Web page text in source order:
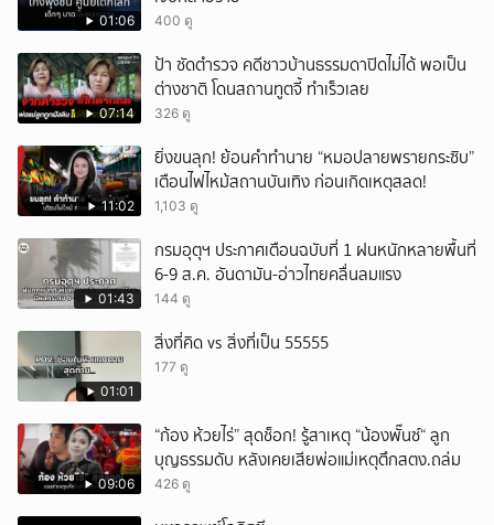
01:06 400 ดู
07:14
ป้า ซัดตำรวจ คดีชาวบ้านธรรมดาปิดไม่ได้ พอเป็น
ต่างชาติ โดนสถานทูตจี้ ทำเร็วเลย
326 ดู
11:02
ยิ่งขนลุก! ย้อนคำทำนาย “หมอปลายพรายกระซิบ”
เตือนไฟไหม้สถานบันเทิง ก่อนเกิดเหตุสลด!
1,103 ดู
01:43
กรมอุตุฯ ประกาศเตือนฉบับที่ 1 ฝนหนักหลายพื้นที่
6-9 ส.ค. อันดามัน-อ่าวไทยคลื่นลมแรง
144 ดู
01:01
สิ่งที่คิด vs สิ่งที่เป็น 55555
177 ดู
09:06
“ก้อง ห้วยไร่” สุดช็อก! รู้สาเหตุ “น้องพั๊นซ์“ ลูก
บุญธรรมดับ หลังเคยเสียพ่อแม่เหตุตึกสตง.ถล่ม
426 ดู
ยกเลิก